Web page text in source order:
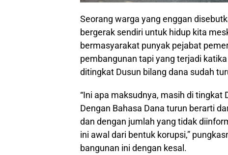
Seorang warga yang enggan
bergerak sendiri untuk hidup kita
bermasyarakat punyak pejabat
pembangunan tapi yang terjadi
ditingkat Dusun bilang dana sudah
“Ini apa maksudnya, masih di
Dengan Bahasa Dana turun berarti
dan dengan jumlah yang tidak
ini awal dari bentuk korupsi,”
bangunan ini dengan kesal.